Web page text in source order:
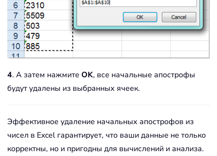
4. А затем нажмите OK, все начальные апострофы
будут удалены из выбранных ячеек.
Эффективное удаление начальных апострофов из
чисел в Excel гарантирует, что ваши данные не только
корректны, но и пригодны для вычислений и анализа.